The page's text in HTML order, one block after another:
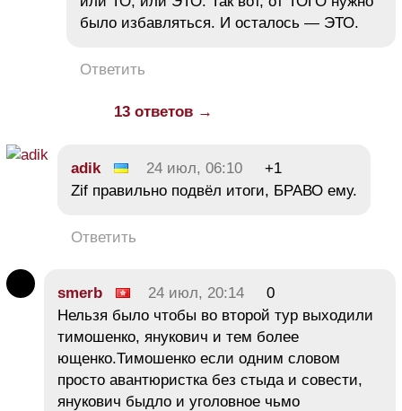
было избавляться. И осталось — ЭТО.
Ответить
13 ответов →
adik 24 июл, 06:10
+1
Zif правильно подвёл итоги, БРАВО ему.
Ответить
smerb 24 июл, 20:14
0
Нельзя было чтобы во второй тур выходили
тимошенко, янукович и тем более
ющенко.Тимошенко если одним словом
просто авантюристка без стыда и совести,
янукович быдло и уголовное чьмо